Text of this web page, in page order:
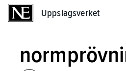
Uppslagsverket